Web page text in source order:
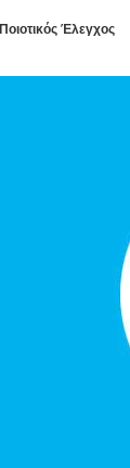
Ποιοτικός Έλεγχος